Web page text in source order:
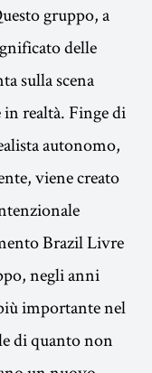
gruppo, a
delle
sulla scena
realtà. Finge di
autonomo,
viene creato
Brazil Livre
negli anni
importante nel
di quanto non